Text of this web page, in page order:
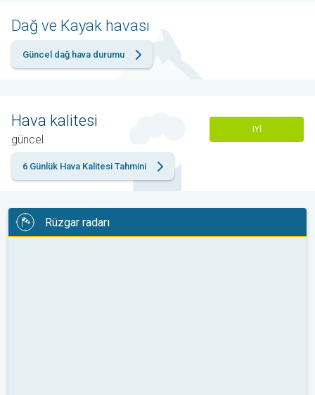
Dağ ve Kayak havası
Güncel dağ hava durumu
Hava kalitesi
güncel
IYI
6 Günlük Hava Kalitesi Tahmini
Rüzgar radarı